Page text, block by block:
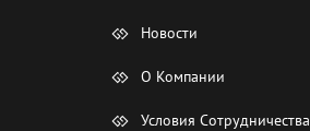
Новости
О Компании
Условия Сотрудничества